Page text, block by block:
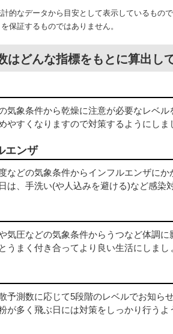
的なデータから目安として表示しているもの
保証するものではありません。
はどんな指標をもとに算出し
気象条件から乾燥に注意が必要なレベ
やすくなりますので対策するようにしま
エンザ
などの気象条件からインフルエンザに
は、手洗い(や人込みを避ける)など感染
気圧などの気象条件からうつなど体調
うまく付き合ってより良い生活にしまし
予測数に応じて5段階のレベルでお知ら
が多く飛ぶ日には対策をしっかり行うよ